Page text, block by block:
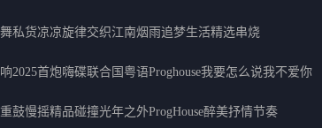
私货凉凉旋律交织江南烟雨追梦生活精选串烧
2025首炮嗨碟联合国粤语Proghouse我要怎么说我不爱你
鼓慢摇精品碰撞光年之外ProgHouse醉美抒情节奏